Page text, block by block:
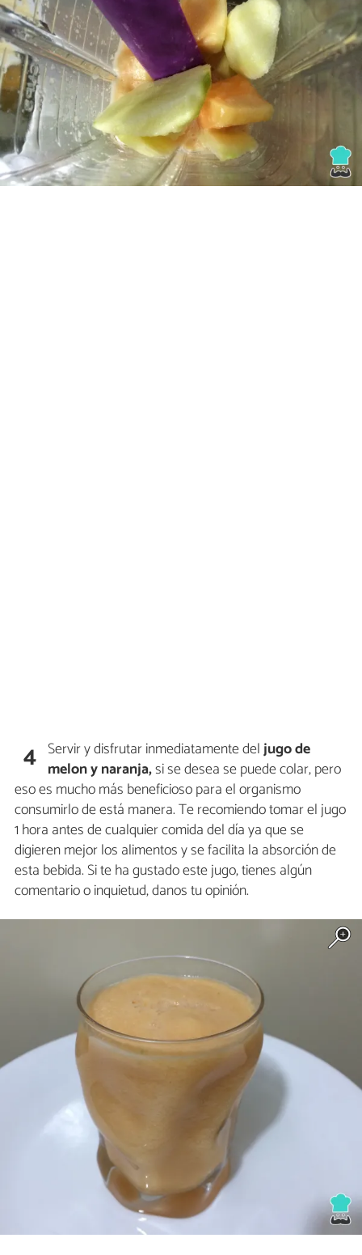
4 Servir y disfrutar inmediatamente deljugo de
melon y naranja,si se desea se puede colar, pero
eso es mucho más beneficioso para el organismo
consumirlo de está manera. Te recomiendo tomar el jugo
1 hora antes de cualquier comida del día ya que se
digieren mejor los alimentos y se facilita la absorción de
esta bebida. Si te ha gustado este jugo, tienes algún
comentario o inquietud, danos tu opinión.